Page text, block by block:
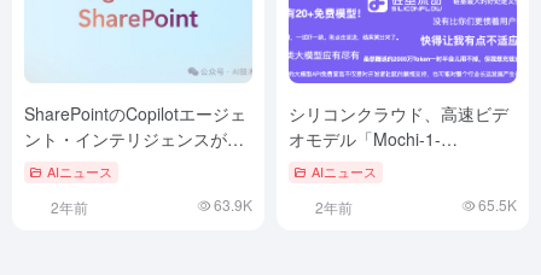
SharePointのCopilotエージェ
ント・インテリジェンスが正
式リリース
AIニュース
2年前 63.9K
シリコンクラウド、高速ビデ
オモデル「Mochi-1-
Preview」を発表
AIニュース
2年前 65.5K